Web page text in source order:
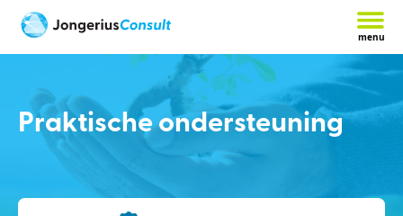
menu
Praktische ondersteuning